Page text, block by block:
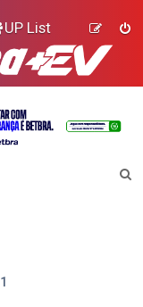
UP List
1